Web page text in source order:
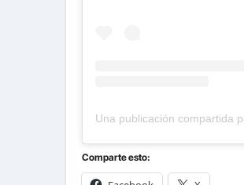
Una publicación compartida
Comparte esto: